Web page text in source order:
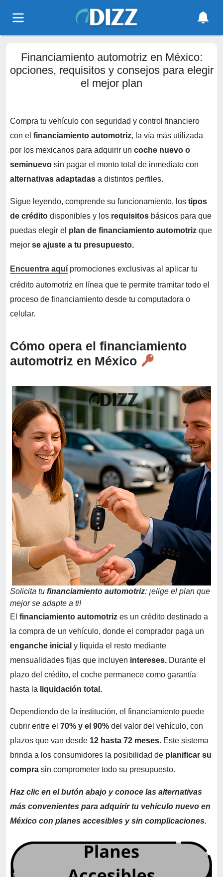
Financiamiento automotriz en México:
opciones, requisitos y consejos para elegir
el mejor plan
Compra tu vehículo con seguridad y control financiero
con el financiamiento automotriz, la vía más utilizada
por los mexicanos para adquirir un coche nuevo o
seminuevo sin pagar el monto total de inmediato con
alternativas adaptadas a distintos perfiles.
Sigue leyendo, comprende su funcionamiento, los tipos
de crédito disponibles y los requisitos básicos para que
puedas elegir el plan de financiamiento automotriz que
mejor se ajuste a tu presupuesto.
Encuentra aquí promociones exclusivas al aplicar tu
crédito automotriz en línea que te permite tramitar todo el
proceso de financiamiento desde tu computadora o
celular.
Cómo opera el financiamiento
automotriz en México
Solicita tu financiamiento automotriz: ¡elige el plan que
mejor se adapte a ti!
El financiamiento automotriz es un crédito destinado a
la compra de un vehículo, donde el comprador paga un
enganche inicial y liquida el resto mediante
mensualidades fijas que incluyen intereses. Durante el
plazo del crédito, el coche permanece como garantía
hasta la liquidación total.
Dependiendo de la institución, el financiamiento puede
cubrir entre el 70% y el 90% del valor del vehículo, con
plazos que van desde 12 hasta 72 meses. Este sistema
brinda a los consumidores la posibilidad de planificar su
compra sin comprometer todo su presupuesto.
Haz clic en el butón abajo y conoce las alternativas
más convenientes para adquirir tu vehículo nuevo en
México con planes accesibles y sin complicaciones.